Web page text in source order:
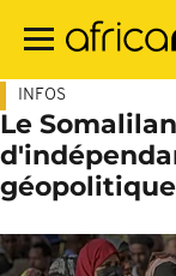
contenu
INFOS
Le